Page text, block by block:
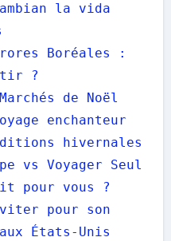
la vida
Boréales :
?
de Noël
enchanteur
hivernales
vs Voyager Seul
pour vous ?
pour son
États-Unis